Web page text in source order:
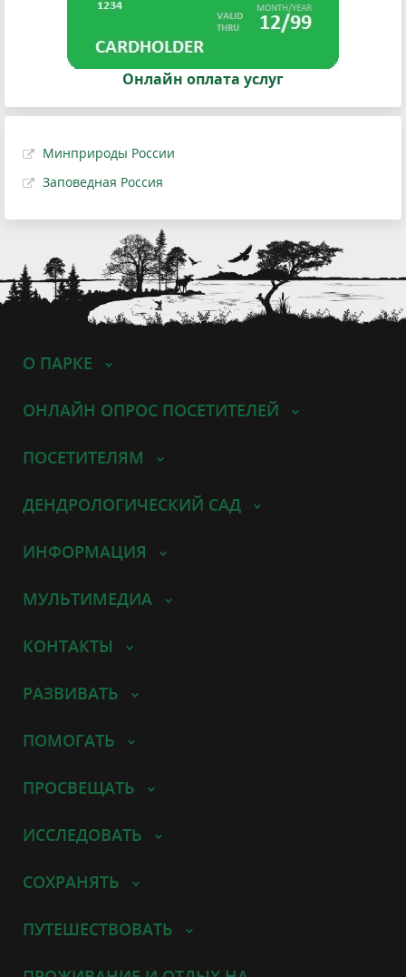
Онлайн оплата услуг
Минприроды России
Заповедная Россия
О ПАРКЕ
ОНЛАЙН ОПРОС ПОСЕТИТЕЛЕЙ
ПОСЕТИТЕЛЯМ
ДЕНДРОЛОГИЧЕСКИЙ САД
ИНФОРМАЦИЯ
МУЛЬТИМЕДИА
КОНТАКТЫ
РАЗВИВАТЬ
ПОМОГАТЬ
ПРОСВЕЩАТЬ
ИССЛЕДОВАТЬ
СОХРАНЯТЬ
ПУТЕШЕСТВОВАТЬ